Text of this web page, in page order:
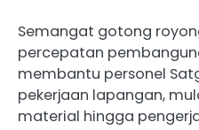
Semangat gotong
percepatan
membantu personel
pekerjaan lapangan,
material hingga